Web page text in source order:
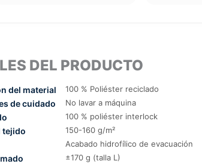
DEL PRODUCTO
del material 100 % Poliéster reciclado
de cuidado No lavar a máquina
100 % poliéster interlock
tejido 150-160 g/m²
Acabado hidrofílico de evacuación
±170 g (talla L)